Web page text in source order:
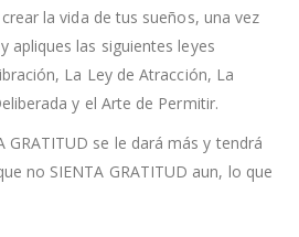
la vida de tus sueños, una vez
apliques las siguientes leyes
La Ley de Atracción, La
y el Arte de Permitir.
GRATITUD se le dará más y tendrá
no SIENTA GRATITUD aun, lo que